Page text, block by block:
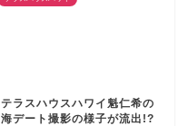
テラスハウスハワイ魁仁希の
海デート撮影の様子が流出!?